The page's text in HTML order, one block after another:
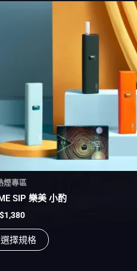
煙專區
SIP 樂美 小酌
1,380
選擇規格
可
在
產
面
選